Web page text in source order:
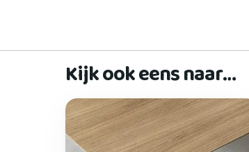
Kijk ook eens naar…